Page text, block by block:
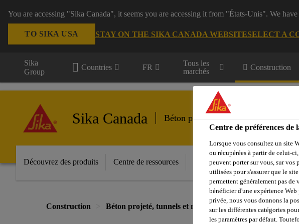
You are accessing "Sika Canada", it seems you are accessing it from "États-Unis". We
TO SIKA USA STAY ON THE SIKA CANADA WEBSITESELECT A
Sika
Group
Countries FR
Tous les
marchés
Construction
Sika Canada Béton projeté, tunnels et mines
Découvrez des produits Centre de ressources Contactez-nous
Construction Béton projeté, tunnels et mines Adjuvants et fibres
Centre de préférences de
Lorsque vous consultez un site
ou récupérées à partir de celui-
peuvent porter sur vous, sur vos
utilisées pour s'assurer que le
permettent généralement pas
bénéficier d'une expérience
privée, nous vous donnons la
sur les différentes catégories
les paramètres par défaut.